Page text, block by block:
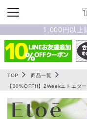
1,000円以上
TOP
商品一覧
【30%OFF!!】2Weekエトエダ